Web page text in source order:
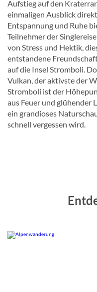
Aufstieg auf den
einmaligen Ausblick
Entspannung und Ruhe
Teilnehmer der
von Stress und Hektik,
entstandene
auf die Insel Stromboli.
Vulkan, der aktivste der
Stromboli ist der
aus Feuer und glühender
ein grandioses
schnell vergessen wird.